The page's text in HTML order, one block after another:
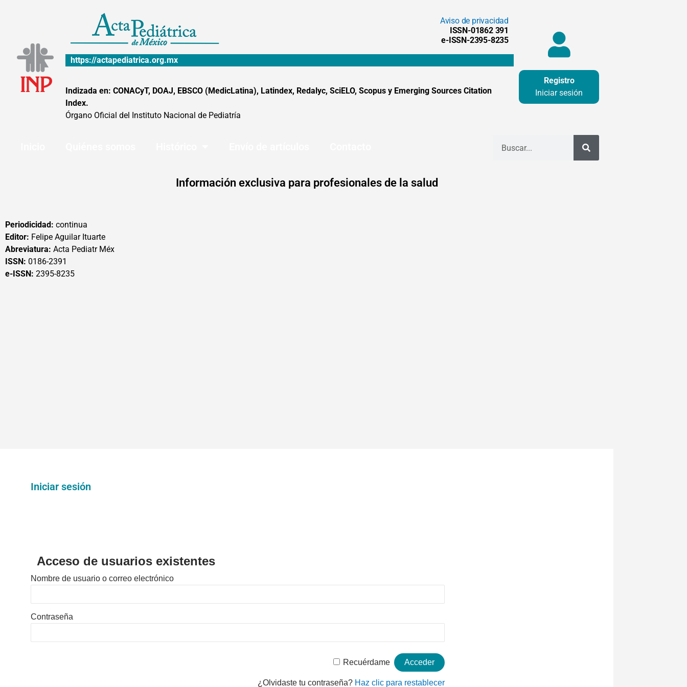
Aviso de privacidad
ISSN-01862 391
e-ISSN-2395-8235
https://actapediatrica.org.mx
Indizada en: CONACyT, DOAJ, EBSCO (MedicLatina), Latindex, Redalyc, SciELO, Scopus y Emerging Sources Citation
Index.
Órgano Oficial del Instituto Nacional de Pediatría
Registro
Iniciar sesión
Información exclusiva para profesionales de la salud
Periodicidad: continua
Editor: Felipe Aguilar Ituarte
Abreviatura: Acta Pediatr Méx
ISSN: 0186-2391
e-ISSN: 2395-8235
Iniciar sesión
Acceso de usuarios existentes
Nombre de usuario o correo electrónico
Contraseña
Recuérdame
¿Olvidaste tu contraseña? Haz clic para restablecer